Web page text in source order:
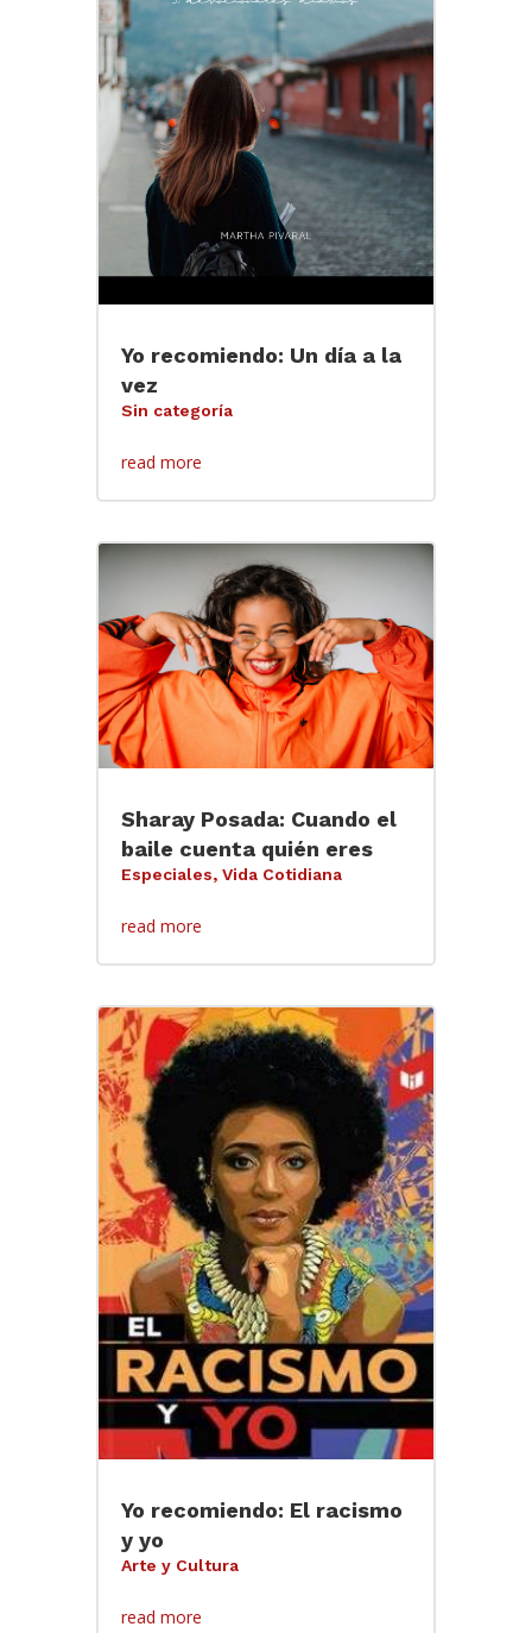
Yo recomiendo: Un día a la
vez
Sin categoría
read more
Sharay Posada: Cuando el
baile cuenta quién eres
Especiales, Vida Cotidiana
read more
Yo recomiendo: El racismo
y yo
Arte y Cultura
read more